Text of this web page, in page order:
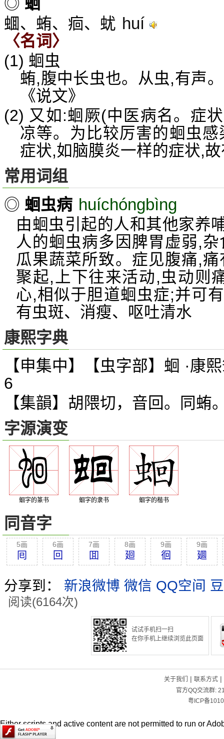
蜖、蛕、痐、蚘 huí
〈名词〉
(1) 蛔虫
蛕,腹中长虫也。从虫,有声
《说文》
(2) 又如:蛔厥(中医病名。症
凉等。为比较厉害的蛔虫
症状,如脑膜炎一样的症状,故
常用词组
◎ 蛔虫病 huíchóngbìng
由蛔虫引起的人和其他家养
人的蛔虫病多因脾胃虚弱,
瓜果蔬菜所致。症见腹痛,
聚起,上下往来活动,虫动则
心,相似于胆道蛔虫症;并可
有虫斑、消瘦、呕吐清水
康熙字典
【申集中】【虫字部】蛔 ·康
6
【集韻】胡隈切，音回。同蛕
字源演变
蛔字的篆书 蛔字的隶书 蛔字的楷书
同音字
5画
囘
6画
回
7画
囬
8画
廻
9画
徊
9画
廽
分享到： 新浪微博 微信 QQ空间
阅读(6164次)
试试手机扫一扫
在你手机上继续浏览此页面
关于我们 | 联系方式|
官方QQ交流群:
粤ICP备
Either scripts and active content are not permitted to run or